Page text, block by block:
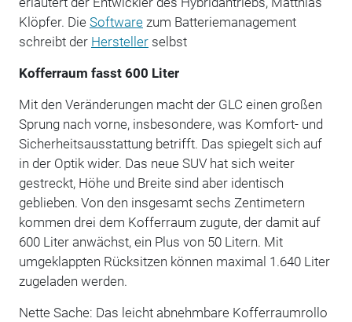
Klöpfer. Die Softwarezum Batteriemanagement
schreibt der Herstellerselbst
Kofferraum fasst 600 Liter
Mit den Veränderungen macht der GLC einen großen
Sprung nach vorne, insbesondere, was Komfort- und
Sicherheitsausstattung betrifft. Das spiegelt sich auf
in der Optik wider. Das neue SUV hat sich weiter
gestreckt, Höhe und Breite sind aber identisch
geblieben. Von den insgesamt sechs Zentimetern
kommen drei dem Kofferraum zugute, der damit auf
600 Liter anwächst, ein Plus von 50 Litern. Mit
umgeklappten Rücksitzen können maximal 1.640 Liter
zugeladen werden.
Nette Sache: Das leicht abnehmbare Kofferraumrollo